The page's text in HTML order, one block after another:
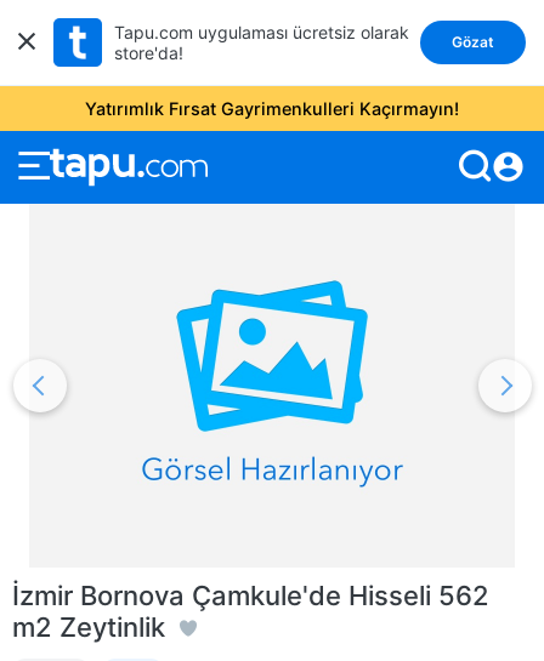
Tapu.com uygulaması ücretsiz olarak
store'da!
Gözat
Yatırımlık Fırsat Gayrimenkulleri Kaçırmayın!
account_circle
İzmir Bornova Çamkule'de Hisseli 562
m2 Zeytinlik